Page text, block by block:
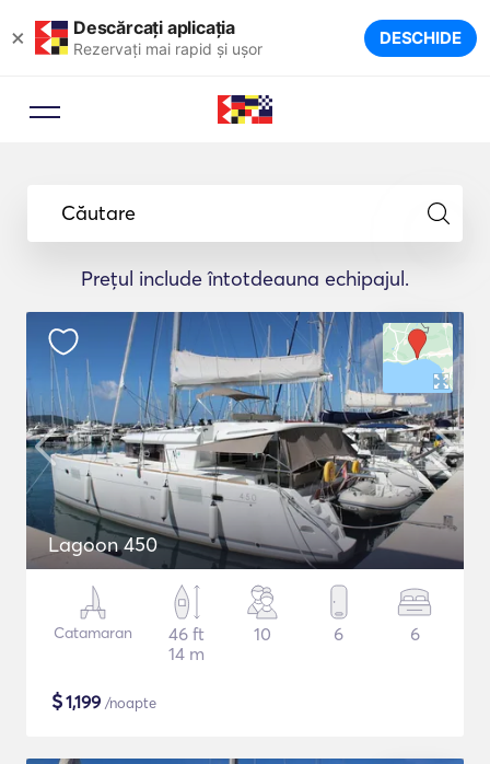
× Descărcați aplicația
Rezervați mai rapid și ușor DESCHIDE
Căutare
Prețul include întotdeauna echipajul.
Lagoon 450
Catamaran
46 ft
14 m
10 6 6
$1,199 /noapte